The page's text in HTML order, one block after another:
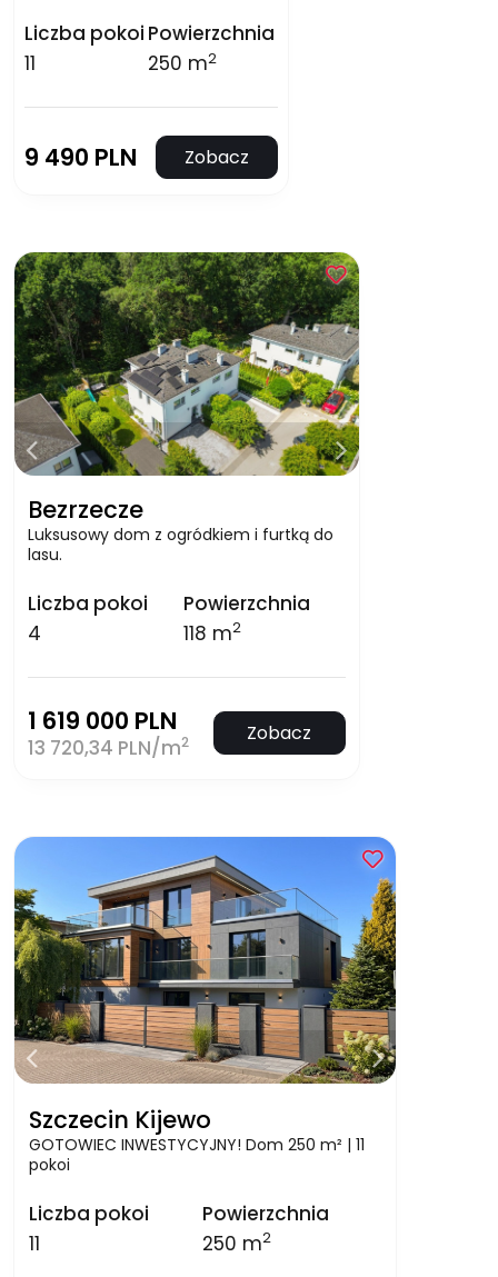
Liczba pokoi
11
Powierzchnia
250 m2
9 490 PLN Zobacz
Bezrzecze
Luksusowy dom z ogródkiem i furtką do
lasu.
Liczba pokoi
4
Powierzchnia
118 m2
1 619 000 PLN
13 720,34 PLN/m2 Zobacz
Szczecin Kijewo
GOTOWIEC INWESTYCYJNY! Dom 250 m² | 11
pokoi
Liczba pokoi
11
Powierzchnia
250 m2